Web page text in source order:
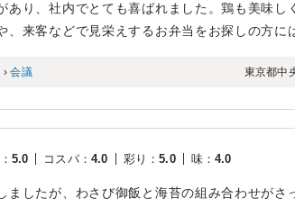
あり、社内でとても喜ばれました。鶏も美味し
、来客などで見栄えするお弁当をお探しの方に
›会議 東京都中
： 5.0 コスパ： 4.0 彩り ：5.0 味：4.0
ましたが、わさび御飯と海苔の組み合わせがさ